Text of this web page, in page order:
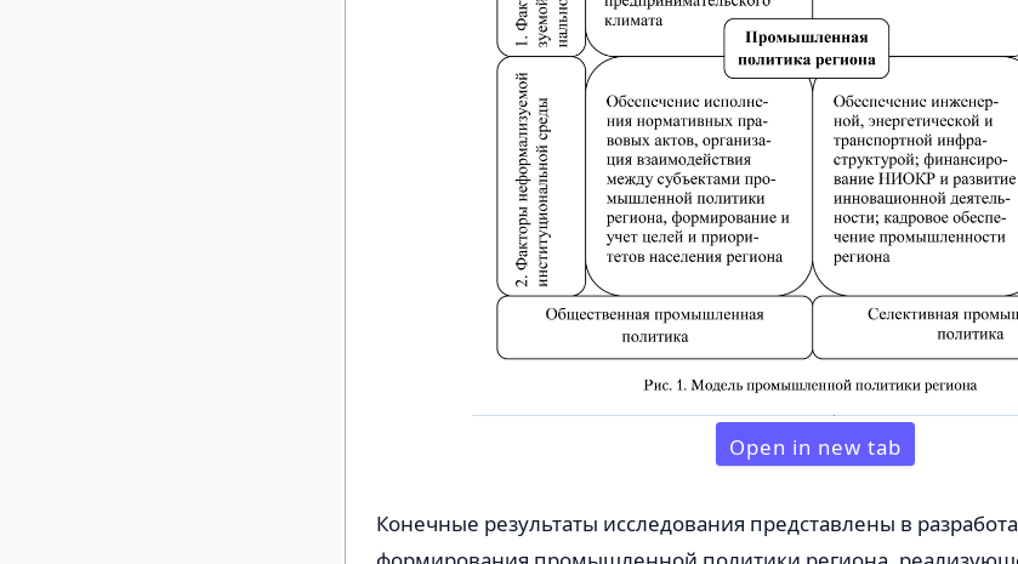
Open in new tab
Конечные результаты исследования представлены в